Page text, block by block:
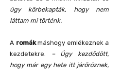
úgy körbekapták, hogy nem
láttam mi történk.
A romákmáshogy emlékeznek a
kezdetekre.
– Úgy kezdődött,
hogy már egy hete itt járőröznek,